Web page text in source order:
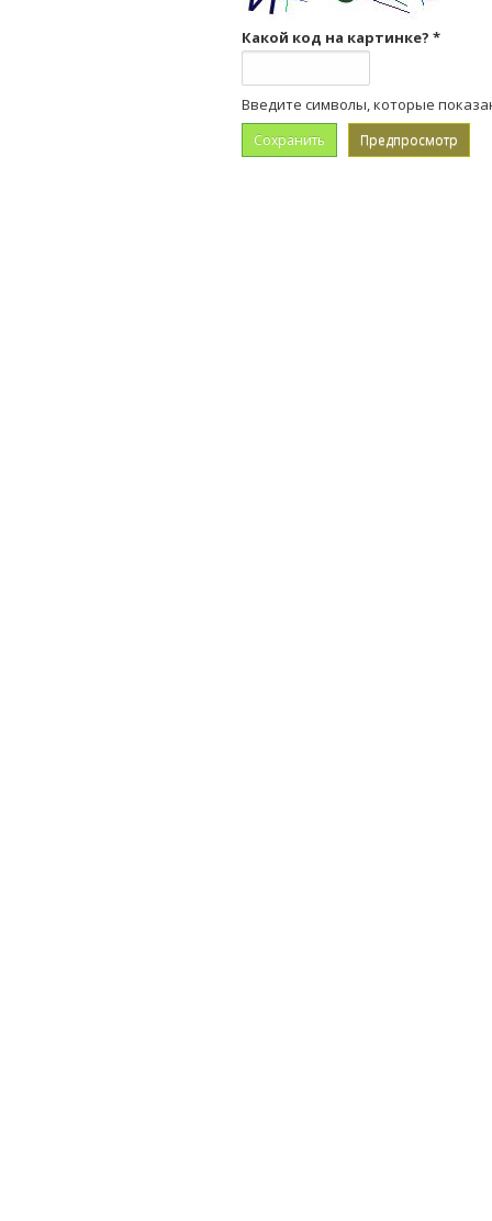
Какой код на картинке? *
Введите символы, которые